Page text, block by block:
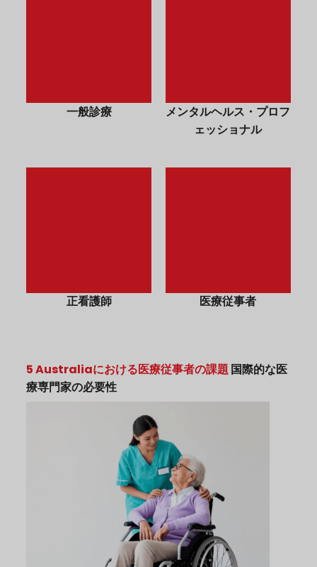
一般診療
メンタルヘルス・プロフ
ェッショナル
正看護師 医療従事者
5 Australiaにおける医療従事者の課題国際的な医
療専門家の必要性